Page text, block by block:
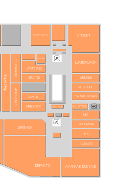
ARMİNE
AURA ACCESSORİES
AVVA
AYAKKABI DÜNYASI
COLUMBIA
DEFACTO
DERİMOD
DKS
ETICHET
GRATIS
GREYDER
LUMBERJACK
MI STORE
REEDER
ROSSMANN
SÜVARİ
UKİ
WATSONS
GS STORE
JACK&JONES
SuperStep
KARTAL YUVASI
CLOU NAILS
TAMER TANCA